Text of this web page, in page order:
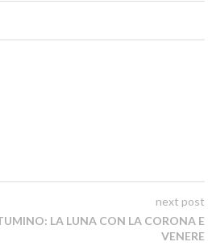
next post
LA LUNA CON LA CORONA E
VENERE